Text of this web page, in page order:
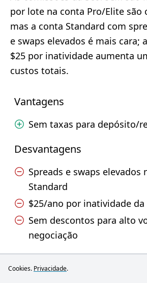
por lote na conta Pro/Elite são
mas a conta Standard com
e swaps elevados é mais cara;
$25 por inatividade aumenta
custos totais.
Vantagens
Sem taxas para depósito/
Desvantagens
Spreads e swaps elevados
Standard
$25/ano por inatividade da
Sem descontos para alto
negociação
Depósito e retirada
Cookies. Privacidade.